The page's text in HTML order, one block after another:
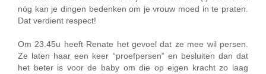
nóg kan je dingen bedenken om je vrouw moed in te praten.
Dat verdient respect!
Om 23.45u heeft Renate het gevoel dat ze mee wil persen.
Ze laten haar een keer “proefpersen” en besluiten dan dat
het beter is voor de baby om die op eigen kracht zo laag